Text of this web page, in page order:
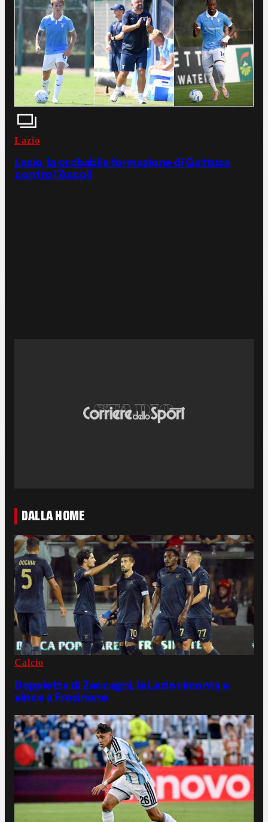
Lazio
Lazio, la probabile formazione di Gattuso
contro l'Ascoli
DALLA HOME
Calcio
Doppietta di Zaccagni, la Lazio rimonta e
vince a Frosinone